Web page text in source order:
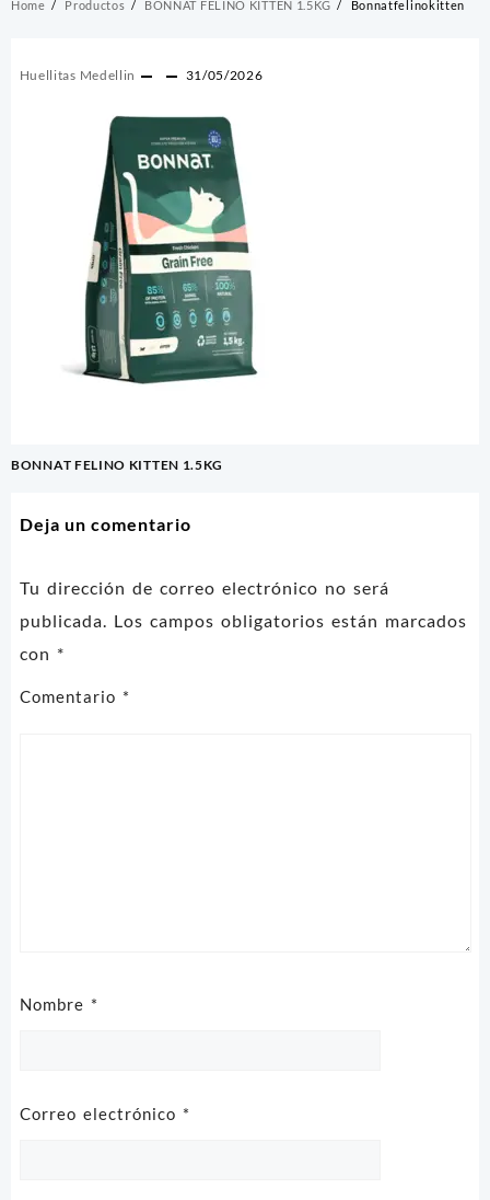
Home Productos BONNAT FELINO KITTEN 1.5KG Bonnatfelinokitten
Huellitas Medellin 31/05/2026
Navegación
BONNAT FELINO KITTEN 1.5KG
Deja un comentario
Tu dirección de correo electrónico no será
publicada. Los campos obligatorios están marcados
con *
Comentario *
Nombre *
Correo electrónico *